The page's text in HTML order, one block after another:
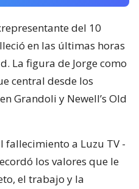
del 10
en las últimas horas
La figura de Jorge como
central desde los
Grandoli y Newell’s Old
fallecimiento a Luzu TV -
los valores que le
el trabajo y la